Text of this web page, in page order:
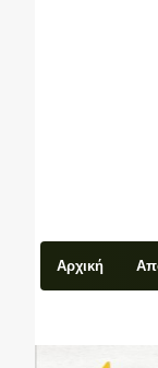
Αρχική